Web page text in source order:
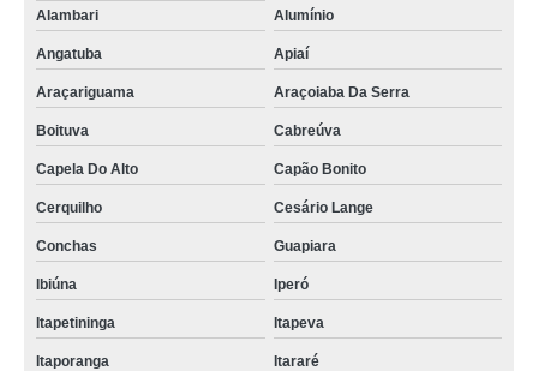
Alambari
Alumínio
Angatuba Apiaí
Araçariguama Araçoiaba Da Serra
Boituva Cabreúva
Capela Do Alto Capão Bonito
Cerquilho Cesário Lange
Conchas Guapiara
Ibiúna Iperó
Itapetininga Itapeva
Itaporanga Itararé